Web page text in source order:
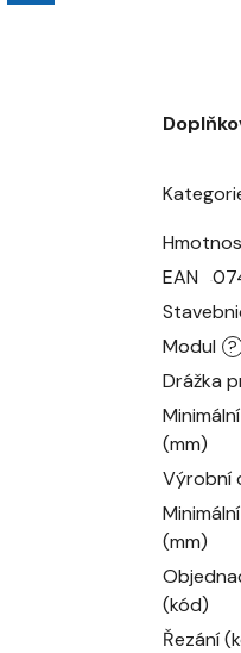
EAN
?
Modul
Drážka
(mm)
Výrobní
(mm)
(kód)
Řezání